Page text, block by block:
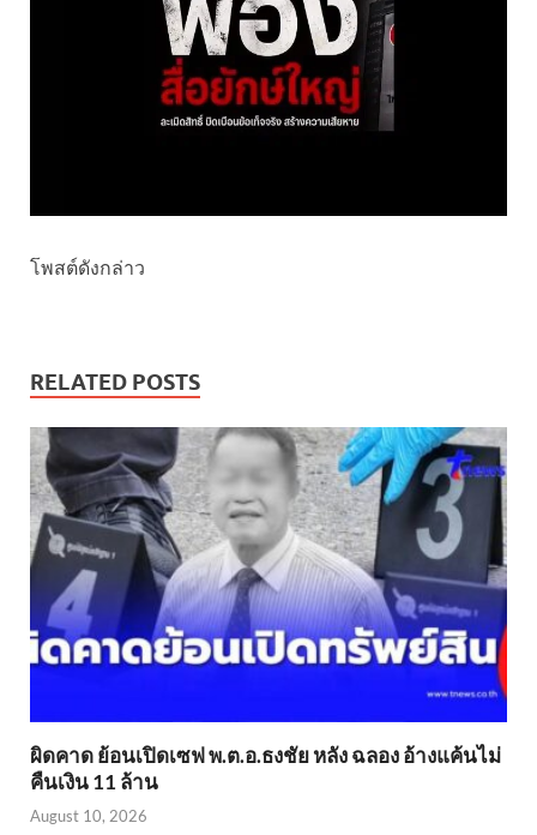
โพสต์ดังกล่าว
RELATED POSTS
ผิดคาด ย้อนเปิดเซฟ พ.ต.อ.ธงชัย หลัง ฉลอง อ้างแค้นไม่
คืนเงิน 11 ล้าน
August 10, 2026